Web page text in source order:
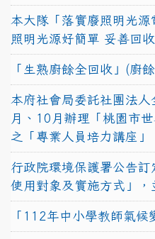
本大隊「落實廢照明光
照明光源好簡單 妥善回
「生熟廚餘全回收」(廚
本府社會局委託社團法
月、10月辦理「桃園市
之「專業人員培力講座」
行政院環境保護署公告訂
使用對象及實施方式」
「112年中小學教師氣候